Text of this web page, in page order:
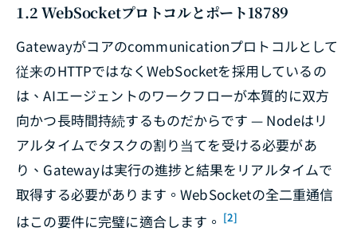
1.2 WebSocketプロトコルとポート18789
Gatewayがコアのcommunicationプロトコルとして
従来のHTTPではなくWebSocketを採用しているの
は、AIエージェントのワークフローが本質的に双方
向かつ長時間持続するものだからです — Nodeはリ
アルタイムでタスクの割り当てを受ける必要があ
り、Gatewayは実行の進捗と結果をリアルタイムで
取得する必要があります。WebSocketの全二重通信
はこの要件に完璧に適合します。 [2]